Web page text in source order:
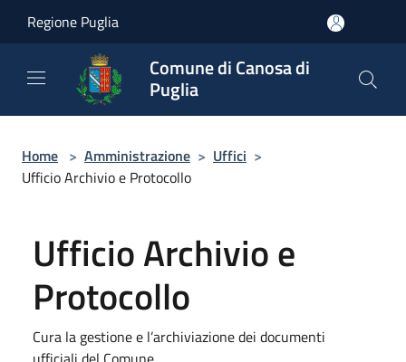
Regione Puglia
Comune di Canosa di
Puglia
Home > Amministrazione > Uffici >
Ufficio Archivio e Protocollo
Ufficio Archivio e
Protocollo
Cura la gestione e l’archiviazione dei documenti